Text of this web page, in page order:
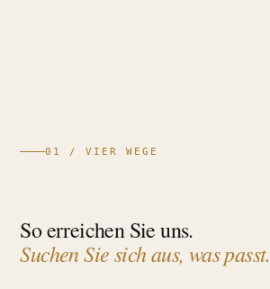
01 / VIER WEGE
So erreichen Sie uns.
Suchen Sie sich aus, was passt.